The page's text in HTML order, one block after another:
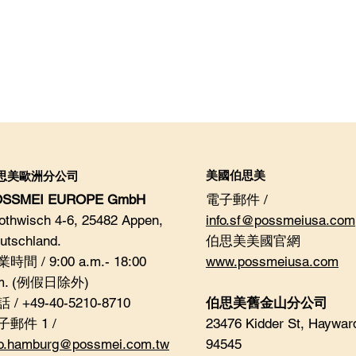
美歐洲分公司
EUROPE GmbH
4-6, 25482 Appen,
時間 / 9:00 a.m.- 18:00
(例假日除外)
/ +49-40-5210-8710
郵件 1 /
美國伯思美
電子郵件 /
info.sf@possmeiusa.com
伯思美美國官網
www.possmeiusa.com
伯思美舊金山分公司
23476 Kidder St,
94545